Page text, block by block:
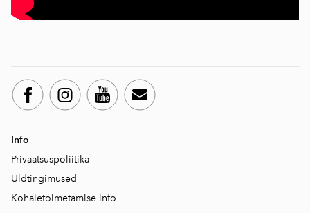
Info
Privaatsuspoliitika
Üldtingimused
Kohaletoimetamise info